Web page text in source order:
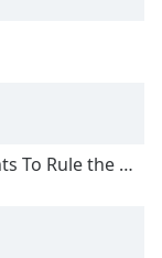
Rule the World